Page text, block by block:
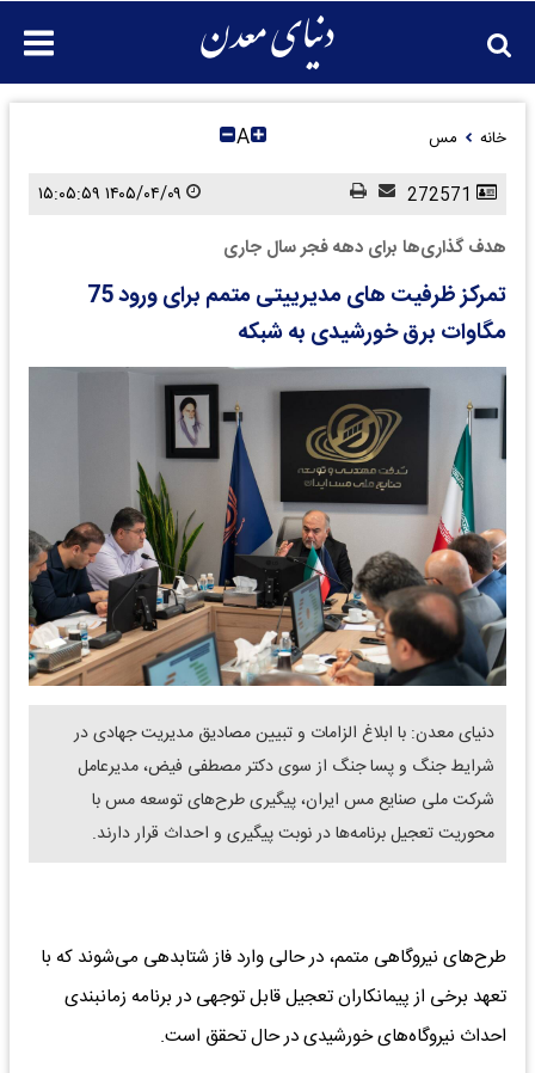
خانه مس A
هدف گذاری‌ها برای دهه فجر سال جاری
تمرکز ظرفیت های مدیرییتی متمم برای ورود 75
مگاوات برق خورشیدی به شبکه
دنیای معدن: با ابلاغ الزامات و تبیین مصادیق مدیریت جهادی در
شرایط جنگ و پسا جنگ از سوی دکتر مصطفی فیض، مدیرعامل
شرکت ملی صنایع مس ایران، پیگیری طرح‌‌های توسعه مس با
محوریت تعجیل برنامه‌ها در نوبت پیگیری و احداث قرار دارند.
طرح‌های نیروگاهی متمم، در حالی وارد فاز شتابدهی می‌شوند که با
تعهد برخی از پیمانکاران تعجیل قابل توجهی در برنامه زمانبندی
احداث نیروگاه‌های خورشیدی در حال تحقق است.